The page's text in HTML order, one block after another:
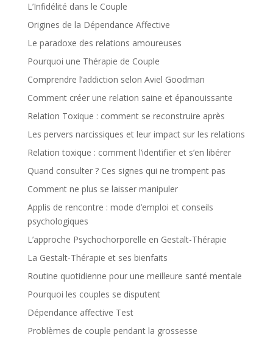
L’Infidélité dans le Couple
Origines de la Dépendance Affective
Le paradoxe des relations amoureuses
Pourquoi une Thérapie de Couple
Comprendre l’addiction selon Aviel Goodman
Comment créer une relation saine et épanouissante
Relation Toxique : comment se reconstruire après
Les pervers narcissiques et leur impact sur les relations
Relation toxique : comment l’identifier et s’en libérer
Quand consulter ? Ces signes qui ne trompent pas
Comment ne plus se laisser manipuler
Applis de rencontre : mode d’emploi et conseils
psychologiques
L’approche Psychochorporelle en Gestalt-Thérapie
La Gestalt-Thérapie et ses bienfaits
Routine quotidienne pour une meilleure santé mentale
Pourquoi les couples se disputent
Dépendance affective Test
Problèmes de couple pendant la grossesse